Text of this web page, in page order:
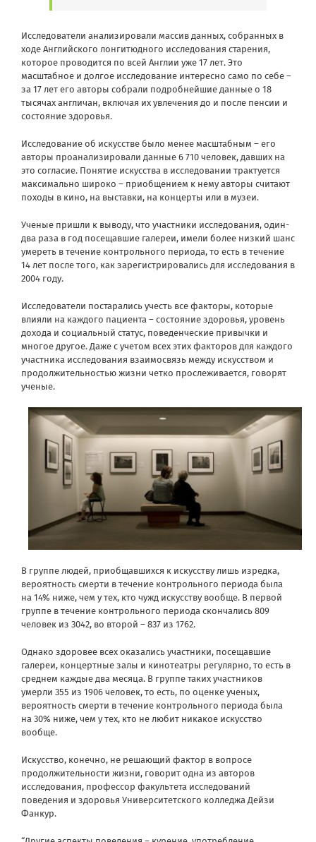
Исследователи анализировали массив данных, собранных в
ходе Английского лонгитюдного исследования старения,
которое проводится по всей Англии уже 17 лет. Это
масштабное и долгое исследование интересно само по себе –
за 17 лет его авторы собрали подробнейшие данные о 18
тысячах англичан, включая их увлечения до и после пенсии и
состояние здоровья.
Исследование об искусстве было менее масштабным – его
авторы проанализировали данные 6 710 человек, давших на
это согласие. Понятие искусства в исследовании трактуется
максимально широко – приобщением к нему авторы считают
походы в кино, на выставки, на концерты или в музеи.
Ученые пришли к выводу, что участники исследования, один-
два раза в год посещавшие галереи, имели более низкий шанс
умереть в течение контрольного периода, то есть в течение
14 лет после того, как зарегистрировались для исследования в
2004 году.
Исследователи постарались учесть все факторы, которые
влияли на каждого пациента – состояние здоровья, уровень
дохода и социальный статус, поведенческие привычки и
многое другое. Даже с учетом всех этих факторов для каждого
участника исследования взаимосвязь между искусством и
продолжительностью жизни четко прослеживается, говорят
ученые.
В группе людей, приобщавшихся к искусству лишь изредка,
вероятность смерти в течение контрольного периода была
на 14% ниже, чем у тех, кто чужд искусству вообще. В первой
группе в течение контрольного периода скончались 809
человек из 3042, во второй – 837 из 1762.
Однако здоровее всех оказались участники, посещавшие
галереи, концертные залы и кинотеатры регулярно, то есть в
среднем каждые два месяца. В группе таких участников
умерли 355 из 1906 человек, то есть, по оценке ученых,
вероятность смерти в течение контрольного периода была
на 30% ниже, чем у тех, кто не любит никакое искусство
вообще.
Искусство, конечно, не решающий фактор в вопросе
продолжительности жизни, говорит одна из авторов
исследования, профессор факультета исследований
поведения и здоровья Университетского колледжа Дейзи
Фанкур.